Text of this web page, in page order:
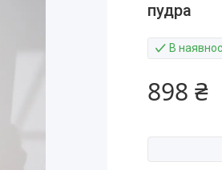
пудра
В
898 ₴